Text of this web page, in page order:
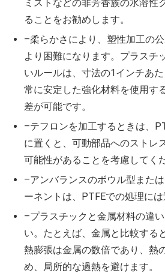
ミストなどの非芳香族の水溶性
ることをお勧めします。
–柔らかさにより、塑性加工の
より困難になります。プラスチ
いルールは、寸法の1インチあ
常に安定した強化材料を使用す
差が可能です。
–テフロンを加工するときは、
に置くと、可動部品へのストレ
可能性があることを考慮してく
–アンバランスのボウル型また
ーネントは、PTFEでの処理には
–プラスチックと金属材料の違
い。たとえば、金属と比較する
熱膨張は金属の数倍であり、熱
め、局所的な過熱を避けます。